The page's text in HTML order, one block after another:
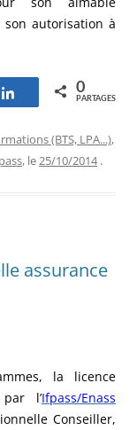
autorisation à
Partagez 0
PARTAGES
(BTS, LPA...),
, le25/10/2014 .
assurance
la licence
par l’Ifpass/Enass
Conseiller,